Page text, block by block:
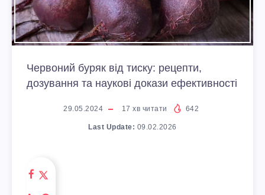
Червоний буряк від тиску: рецепти,
дозування та наукові докази ефективності
29.05.2024 17 хв читати 642
Last Update: 09.02.2026